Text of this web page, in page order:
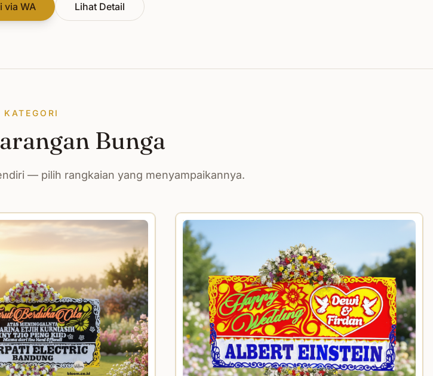
via WA Lihat Detail
KATEGORI
Bunga
— pilih rangkaian yang menyampaikannya.